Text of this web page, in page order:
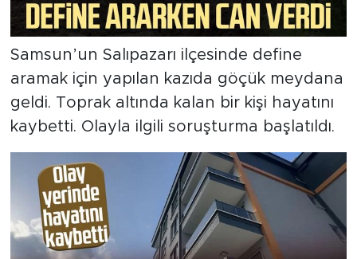
Samsun’un Salıpazarı ilçesinde define
aramak için yapılan kazıda göçük meydana
geldi. Toprak altında kalan bir kişi hayatını
kaybetti. Olayla ilgili soruşturma başlatıldı.